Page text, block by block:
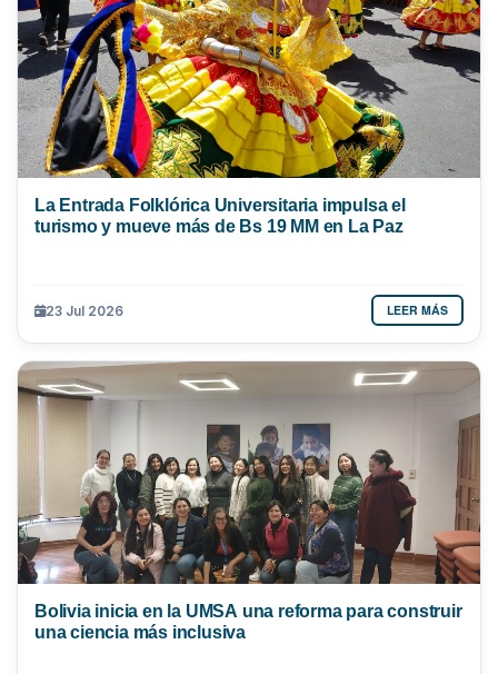
La Entrada Folklórica Universitaria impulsa el
turismo y mueve más de Bs 19 MM en La Paz
23 Jul 2026 LEER MÁS
Bolivia inicia en la UMSA una reforma para construir
una ciencia más inclusiva